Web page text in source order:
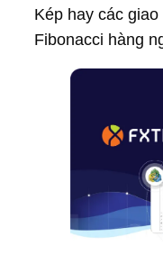
Kép hay các
Fibonacci hàng